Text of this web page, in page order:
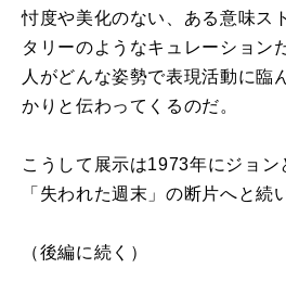
忖度や美化のない、ある意味ス
タリーのようなキュレーション
人がどんな姿勢で表現活動に臨
かりと伝わってくるのだ。
こうして展示は1973年にジョン
「失われた週末」の断片へと続
（後編に続く）